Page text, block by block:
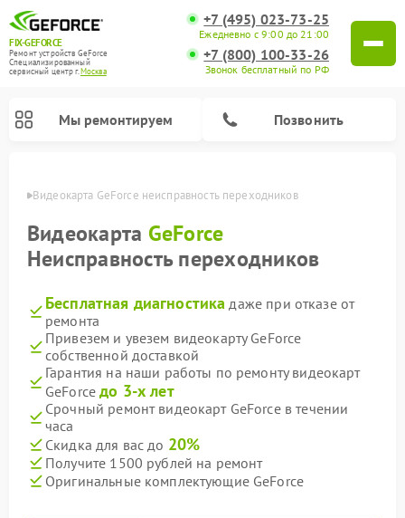
FIX-GEFORCE
Ремонт устройств GeForce
Специализированный
cервисный центр г.Москва
+7 (495) 023-73-25
Ежедневно с 9:00 до 21:00
+7 (800) 100-33-26
Звонок бесплатный по РФ
Мы ремонтируем Позвонить
Видеокарта GeForce неисправность переходников
Видеокарта GeForce
Неисправность переходников
Бесплатная диагностика даже при отказе от
ремонта
Привезем и увезем видеокарту GeForce
собственной доставкой
Гарантия на наши работы по ремонту видеокарт
GeForceдо 3-х лет
Срочный ремонт видеокарт GeForce в течении
часа
Скидка для вас до 20%
Получите 1500 рублей на ремонт
Оригинальные комплектующие GeForce